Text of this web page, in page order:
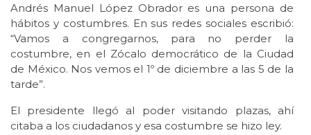
Andrés Manuel López Obrador es una persona de
hábitos y costumbres. En sus redes sociales escribió:
“Vamos a congregarnos, para no perder la
costumbre, en el Zócalo democrático de la Ciudad
de México. Nos vemos el 1º de diciembre a las 5 de la
tarde”.
El presidente llegó al poder visitando plazas, ahí
citaba a los ciudadanos y esa costumbre se hizo ley.